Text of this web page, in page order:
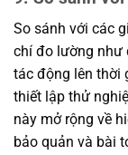
So sánh với các
chí đo lường như
tác động lên thời
thiết lập thử
này mở rộng về
bảo quản và bài